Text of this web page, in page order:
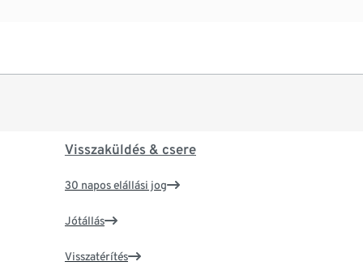
Visszaküldés & csere
30 napos elállási jog
Jótállás
Visszatérítés